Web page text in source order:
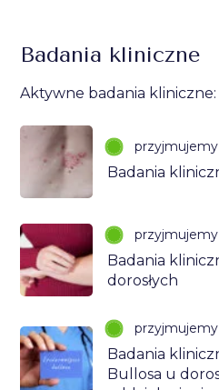
Badania kliniczne
Aktywne badania kliniczne:
przyjmujemy
Badania
przyjmujemy
Badania
dorosłych
przyjmujemy
Badania
Bullosa u